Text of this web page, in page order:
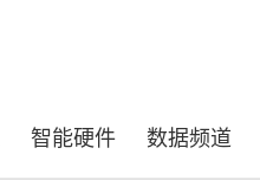
智能硬件 数据频道